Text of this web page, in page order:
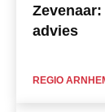
advies
REGIO